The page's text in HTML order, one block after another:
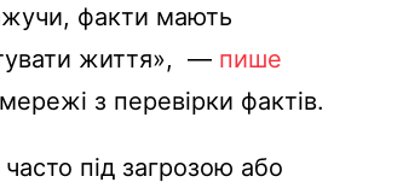
факти мають
життя», — пише
з перевірки фактів.
під загрозою або